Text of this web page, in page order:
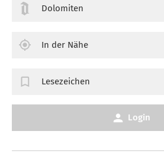
Dolomiten
In der Nähe
Lesezeichen
Login